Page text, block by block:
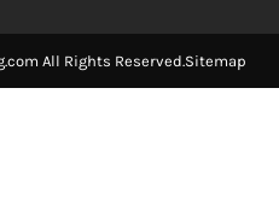
All Rights Reserved.Sitemap